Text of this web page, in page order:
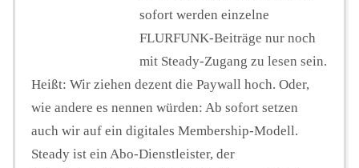
sofort werden einzelne
FLURFUNK-Beiträge nur noch
mit Steady-Zugang zu lesen sein.
Heißt: Wir ziehen dezent die Paywall hoch. Oder,
wie andere es nennen würden: Ab sofort setzen
auch wir auf ein digitales Membership-Modell.
Steady ist ein Abo-Dienstleister, der